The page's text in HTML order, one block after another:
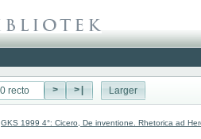
> >| Larger
GKS 1999 4°: Cicero, De inventione. Rhetorica ad